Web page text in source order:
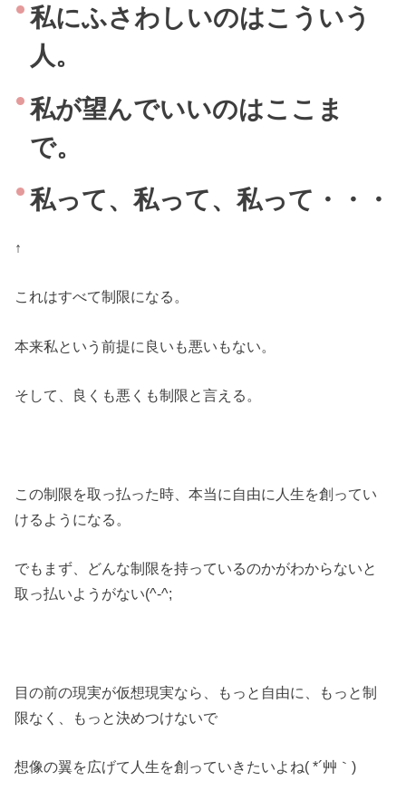
私にふさわしいのはこういう
人。
私が望んでいいのはここま
で。
私って、私って、私って・・・
↑
これはすべて制限になる。
本来私という前提に良いも悪いもない。
そして、良くも悪くも制限と言える。
この制限を取っ払った時、本当に自由に人生を創ってい
けるようになる。
でもまず、どんな制限を持っているのかがわからないと
取っ払いようがない(^-^;
目の前の現実が仮想現実なら、もっと自由に、もっと制
限なく、もっと決めつけないで
想像の翼を広げて人生を創っていきたいよね( *´艸｀)